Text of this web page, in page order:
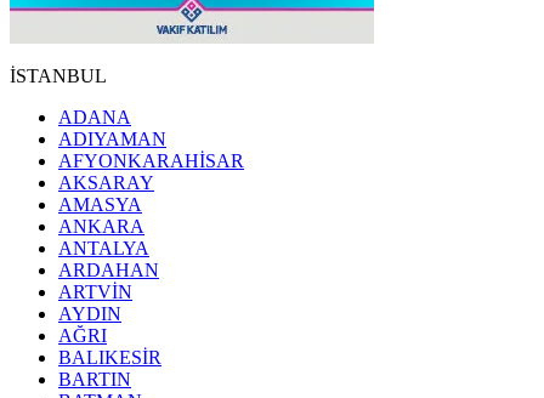
İSTANBUL
ADANA
ADIYAMAN
AFYONKARAHİSAR
AKSARAY
AMASYA
ANKARA
ANTALYA
ARDAHAN
ARTVİN
AYDIN
AĞRI
BALIKESİR
BARTIN